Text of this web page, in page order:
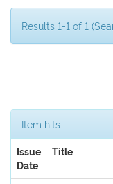
Results 1-1 of 1
Item hits:
Issue
Date
Title